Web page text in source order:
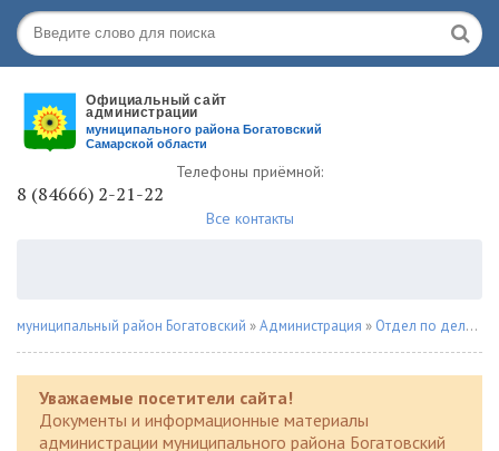
Телефоны приёмной:
8 (84666) 2-21-22
Все контакты
муниципальный район Богатовский »Администрация » Отдел по делам ГО и ЧС
Уважаемые посетители сайта!
Документы и информационные материалы
администрации муниципального района Богатовский